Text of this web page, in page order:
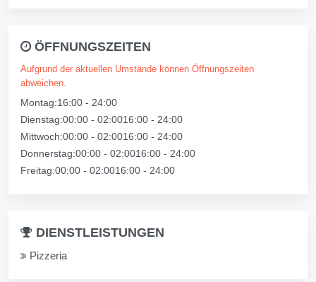
ÖFFNUNGSZEITEN
Aufgrund der aktuellen Umstände können Öffnungszeiten
abweichen.
Montag:16:00 - 24:00
Dienstag:00:00 - 02:0016:00 - 24:00
Mittwoch:00:00 - 02:0016:00 - 24:00
Donnerstag:00:00 - 02:0016:00 - 24:00
Freitag:00:00 - 02:0016:00 - 24:00
DIENSTLEISTUNGEN
Pizzeria